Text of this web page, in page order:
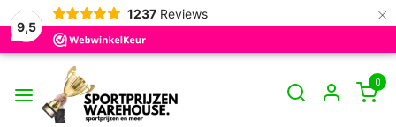
9,5
1237 Reviews ×
0